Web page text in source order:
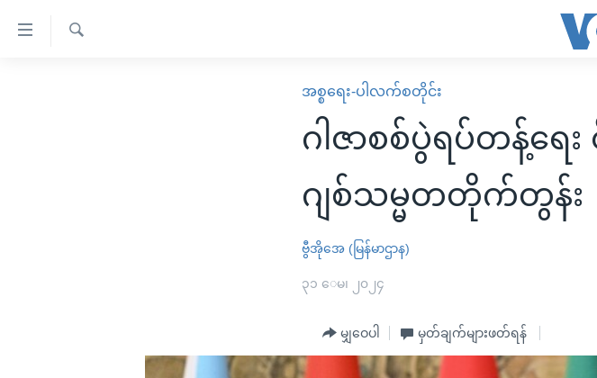
အစ္စရေး-ပါလက်စတိုင်း
ဂါဇာစစ်ပွဲရပ်တန့်ရေ
ဂျစ်သမ္မတတိုက်တွန်း
ဗွီအိုအေ (မြန်မာဌာန)
၃၁ ေမ၊ ၂၀၂၄
မျှဝေပါ မှတ်ချက်များဖတ်ရန်